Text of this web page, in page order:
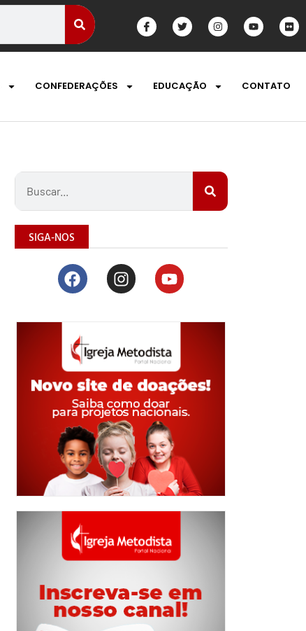
CONFEDERAÇÕES EDUCAÇÃO CONTATO
SIGA-NOS